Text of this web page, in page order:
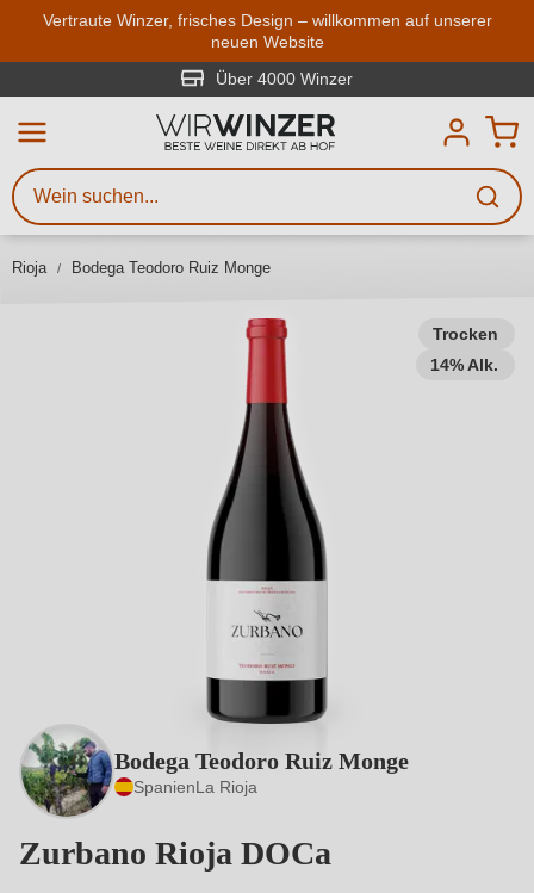
Zum Hauptinhalt springen
Vertraute Winzer, frisches Design – willkommen auf unserer
neuen Website
Über 4000 Winzer
Rioja Bodega Teodoro Ruiz Monge
Trocken
14% Alk.
Bodega Teodoro Ruiz Monge
SpanienLa Rioja
Zurbano Rioja DOCa
Weinsuche
Mindestens 3 Zeichen eingeben
Beschreiben Sie, welchen Wein
Sie suchen – ob nach Geschmack,
Region, Winzer oder anderen